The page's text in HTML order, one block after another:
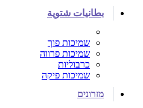
بطانيات شتوية
שמיכות פוך
שמיכות פרווה
כרבוליות
שמיכות פיקה
מזרונים